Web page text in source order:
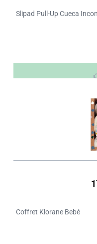
Slipad Pull-Up Cueca
Coffret Klorane Bebé